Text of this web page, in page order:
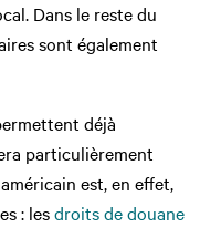
Dans le reste du
sont également
déjà
particulièrement
est, en effet,
: lesdroits de douane